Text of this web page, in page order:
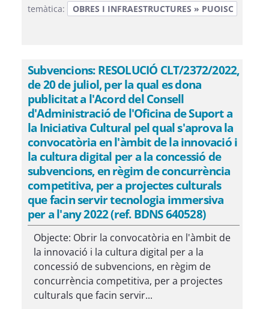
temàtica:
OBRES I INFRAESTRUCTURES » PUOISC
Subvencions: RESOLUCIÓ CLT/2372/2022,
de 20 de juliol, per la qual es dona
publicitat a l'Acord del Consell
d'Administració de l'Oficina de Suport a
la Iniciativa Cultural pel qual s'aprova la
convocatòria en l'àmbit de la innovació i
la cultura digital per a la concessió de
subvencions, en règim de concurrència
competitiva, per a projectes culturals
que facin servir tecnologia immersiva
per a l'any 2022 (ref. BDNS 640528)
Objecte: Obrir la convocatòria en l'àmbit de
la innovació i la cultura digital per a la
concessió de subvencions, en règim de
concurrència competitiva, per a projectes
culturals que facin servir...